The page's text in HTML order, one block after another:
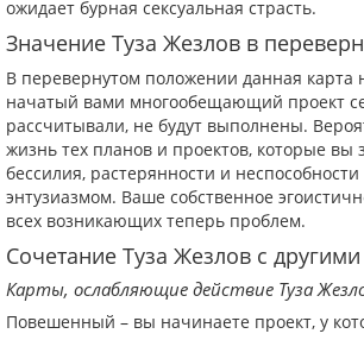
ожидает бурная сексуальная страсть.
Значение Туза Жезлов в
В перевернутом положении данная карта
начатый вами многообещающий проект
рассчитывали, не будут выполнены.
жизнь тех планов и проектов, которые
бессилия, растерянности и
энтузиазмом. Ваше собственное
всех возникающих теперь проблем.
Сочетание Туза Жезлов с
Карты, ослабляющие действие Туза
Повешенный – вы начинаете проект, у